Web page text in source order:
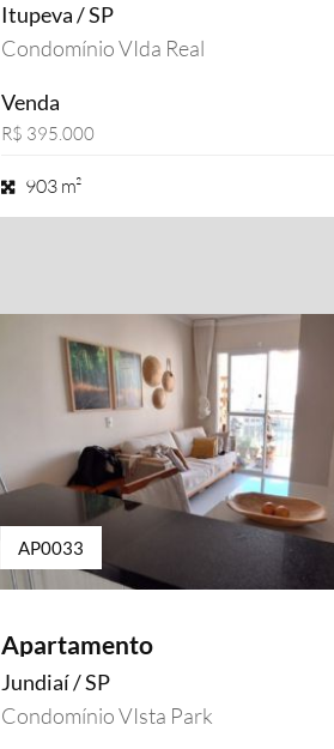
Itupeva / SP
Condomínio VIda Real
Venda
R$ 395.000
903 m²
AP0033
Apartamento
Jundiaí / SP
Condomínio VIsta Park